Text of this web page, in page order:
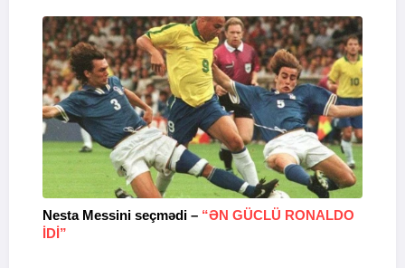
Nesta Messini seçmədi – “ƏN GÜCLÜ RONALDO
IDI”